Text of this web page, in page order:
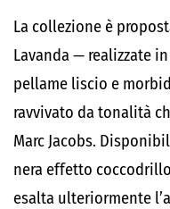
La collezione è
Lavanda — realizzate
pellame liscio e
ravvivato da tonalità
Marc Jacobs.
nera effetto
esalta ulteriormente